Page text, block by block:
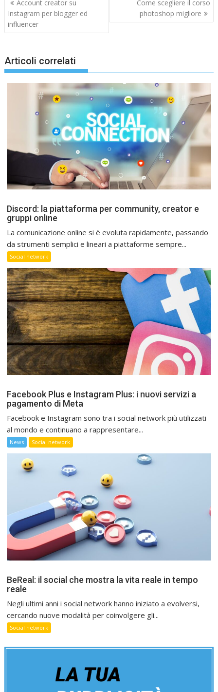
articoli
Account creator su
Instagram per blogger ed
influencer
Come scegliere il corso
photoshop migliore
Articoli correlati
Discord: la piattaforma per community, creator e
gruppi online
La comunicazione online si è evoluta rapidamente, passando
da strumenti semplici e lineari a piattaforme sempre...
Social network
Facebook Plus e Instagram Plus: i nuovi servizi a
pagamento di Meta
Facebook e Instagram sono tra i social network più utilizzati
al mondo e continuano a rappresentare...
News Social network
BeReal: il social che mostra la vita reale in tempo
reale
Negli ultimi anni i social network hanno iniziato a evolversi,
cercando nuove modalità per coinvolgere gli...
Social network